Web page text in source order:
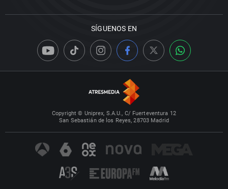
SÍGUENOS EN
Copyright © Uniprex, S.A.U., C/ Fuerteventura 12
San Sebastián de los Reyes, 28703 Madrid